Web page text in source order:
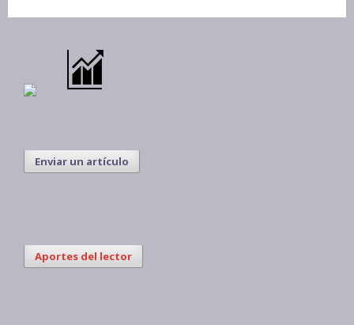
Enviar un artículo
Aportes del lector